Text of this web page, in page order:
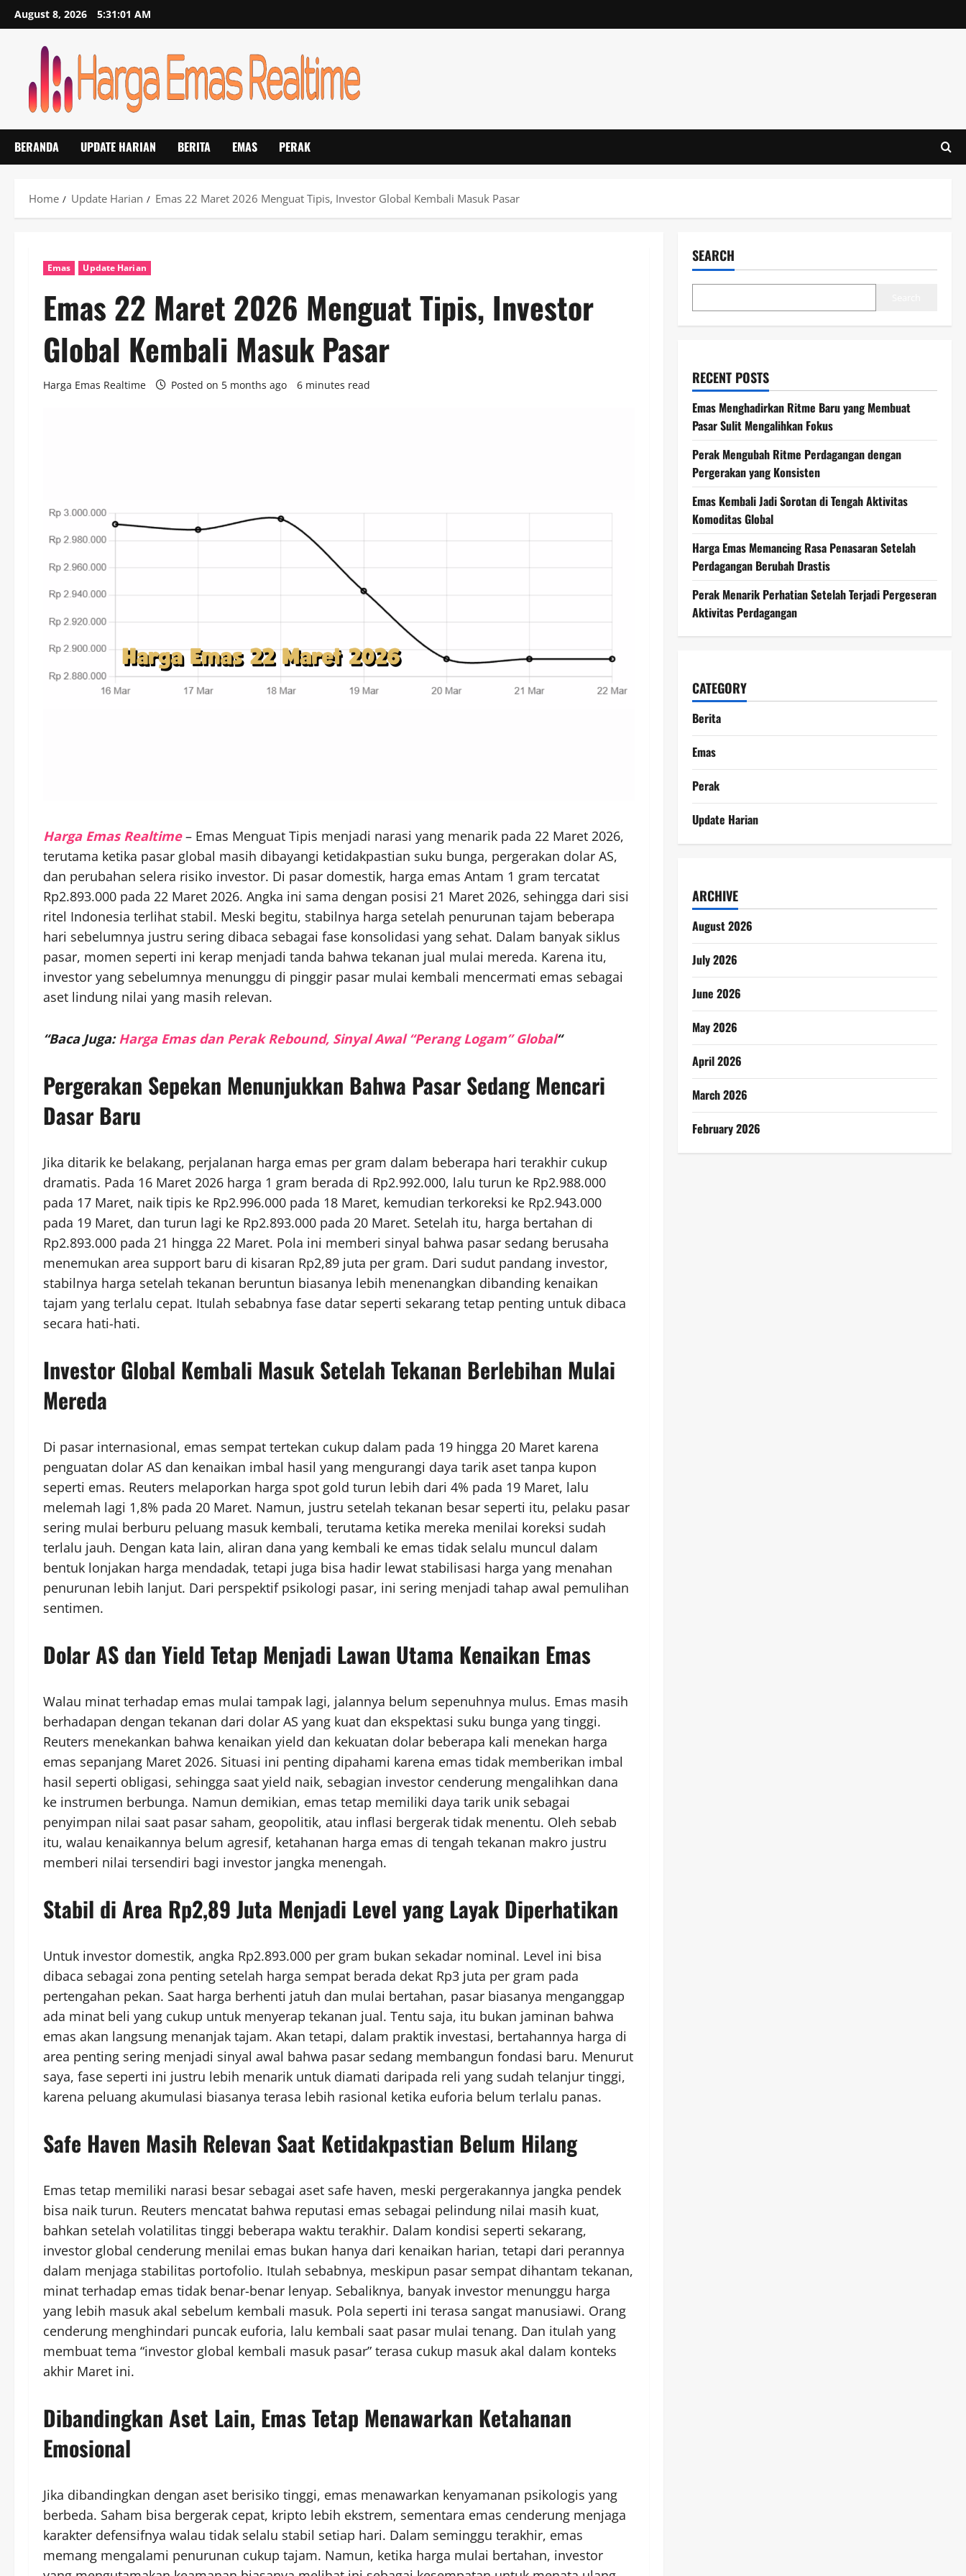
Skip
to
August 8, 2026 5:31:02 AM
BERANDA UPDATE HARIAN BERITA EMAS PERAK
Home Update Harian Emas 22 Maret 2026 Menguat Tipis, Investor Global Kembali Masuk Pasar
Emas Update Harian
Emas 22 Maret 2026 Menguat Tipis, Investor
Global Kembali Masuk Pasar
Harga Emas Realtime Posted on 5 months ago 6 minutes read
Harga Emas Realtime– Emas Menguat Tipis menjadi narasi yang menarik pada 22 Maret 2026,
terutama ketika pasar global masih dibayangi ketidakpastian suku bunga, pergerakan dolar AS,
dan perubahan selera risiko investor. Di pasar domestik, harga emas Antam 1 gram tercatat
Rp2.893.000 pada 22 Maret 2026. Angka ini sama dengan posisi 21 Maret 2026, sehingga dari sisi
ritel Indonesia terlihat stabil. Meski begitu, stabilnya harga setelah penurunan tajam beberapa
hari sebelumnya justru sering dibaca sebagai fase konsolidasi yang sehat. Dalam banyak siklus
pasar, momen seperti ini kerap menjadi tanda bahwa tekanan jual mulai mereda. Karena itu,
investor yang sebelumnya menunggu di pinggir pasar mulai kembali mencermati emas sebagai
aset lindung nilai yang masih relevan.
“Baca Juga:Harga Emas dan Perak Rebound, Sinyal Awal “Perang Logam” Global“
Pergerakan Sepekan Menunjukkan Bahwa Pasar Sedang Mencari
Dasar Baru
Jika ditarik ke belakang, perjalanan harga emas per gram dalam beberapa hari terakhir cukup
dramatis. Pada 16 Maret 2026 harga 1 gram berada di Rp2.992.000, lalu turun ke Rp2.988.000
pada 17 Maret, naik tipis ke Rp2.996.000 pada 18 Maret, kemudian terkoreksi ke Rp2.943.000
pada 19 Maret, dan turun lagi ke Rp2.893.000 pada 20 Maret. Setelah itu, harga bertahan di
Rp2.893.000 pada 21 hingga 22 Maret. Pola ini memberi sinyal bahwa pasar sedang berusaha
menemukan area support baru di kisaran Rp2,89 juta per gram. Dari sudut pandang investor,
stabilnya harga setelah tekanan beruntun biasanya lebih menenangkan dibanding kenaikan
tajam yang terlalu cepat. Itulah sebabnya fase datar seperti sekarang tetap penting untuk dibaca
secara hati-hati.
Investor Global Kembali Masuk Setelah Tekanan Berlebihan Mulai
Mereda
Di pasar internasional, emas sempat tertekan cukup dalam pada 19 hingga 20 Maret karena
penguatan dolar AS dan kenaikan imbal hasil yang mengurangi daya tarik aset tanpa kupon
seperti emas. Reuters melaporkan harga spot gold turun lebih dari 4% pada 19 Maret, lalu
melemah lagi 1,8% pada 20 Maret. Namun, justru setelah tekanan besar seperti itu, pelaku pasar
sering mulai berburu peluang masuk kembali, terutama ketika mereka menilai koreksi sudah
terlalu jauh. Dengan kata lain, aliran dana yang kembali ke emas tidak selalu muncul dalam
bentuk lonjakan harga mendadak, tetapi juga bisa hadir lewat stabilisasi harga yang menahan
penurunan lebih lanjut. Dari perspektif psikologi pasar, ini sering menjadi tahap awal pemulihan
sentimen.
Dolar AS dan Yield Tetap Menjadi Lawan Utama Kenaikan Emas
Walau minat terhadap emas mulai tampak lagi, jalannya belum sepenuhnya mulus. Emas masih
berhadapan dengan tekanan dari dolar AS yang kuat dan ekspektasi suku bunga yang tinggi.
Reuters menekankan bahwa kenaikan yield dan kekuatan dolar beberapa kali menekan harga
emas sepanjang Maret 2026. Situasi ini penting dipahami karena emas tidak memberikan imbal
hasil seperti obligasi, sehingga saat yield naik, sebagian investor cenderung mengalihkan dana
ke instrumen berbunga. Namun demikian, emas tetap memiliki daya tarik unik sebagai
penyimpan nilai saat pasar saham, geopolitik, atau inflasi bergerak tidak menentu. Oleh sebab
itu, walau kenaikannya belum agresif, ketahanan harga emas di tengah tekanan makro justru
memberi nilai tersendiri bagi investor jangka menengah.
Stabil di Area Rp2,89 Juta Menjadi Level yang Layak Diperhatikan
Untuk investor domestik, angka Rp2.893.000 per gram bukan sekadar nominal. Level ini bisa
dibaca sebagai zona penting setelah harga sempat berada dekat Rp3 juta per gram pada
pertengahan pekan. Saat harga berhenti jatuh dan mulai bertahan, pasar biasanya menganggap
ada minat beli yang cukup untuk menyerap tekanan jual. Tentu saja, itu bukan jaminan bahwa
emas akan langsung menanjak tajam. Akan tetapi, dalam praktik investasi, bertahannya harga di
area penting sering menjadi sinyal awal bahwa pasar sedang membangun fondasi baru. Menurut
saya, fase seperti ini justru lebih menarik untuk diamati daripada reli yang sudah telanjur tinggi,
karena peluang akumulasi biasanya terasa lebih rasional ketika euforia belum terlalu panas.
Safe Haven Masih Relevan Saat Ketidakpastian Belum Hilang
Emas tetap memiliki narasi besar sebagai aset safe haven, meski pergerakannya jangka pendek
bisa naik turun. Reuters mencatat bahwa reputasi emas sebagai pelindung nilai masih kuat,
bahkan setelah volatilitas tinggi beberapa waktu terakhir. Dalam kondisi seperti sekarang,
investor global cenderung menilai emas bukan hanya dari kenaikan harian, tetapi dari perannya
dalam menjaga stabilitas portofolio. Itulah sebabnya, meskipun pasar sempat dihantam tekanan,
minat terhadap emas tidak benar-benar lenyap. Sebaliknya, banyak investor menunggu harga
yang lebih masuk akal sebelum kembali masuk. Pola seperti ini terasa sangat manusiawi. Orang
cenderung menghindari puncak euforia, lalu kembali saat pasar mulai tenang. Dan itulah yang
membuat tema “investor global kembali masuk pasar” terasa cukup masuk akal dalam konteks
akhir Maret ini.
Dibandingkan Aset Lain, Emas Tetap Menawarkan Ketahanan
Emosional
Jika dibandingkan dengan aset berisiko tinggi, emas menawarkan kenyamanan psikologis yang
berbeda. Saham bisa bergerak cepat, kripto lebih ekstrem, sementara emas cenderung menjaga
karakter defensifnya walau tidak selalu stabil setiap hari. Dalam seminggu terakhir, emas
memang mengalami penurunan cukup tajam. Namun, ketika harga mulai bertahan, investor
SEARCH
RECENT POSTS
Emas Menghadirkan Ritme Baru yang Membuat
Pasar Sulit Mengalihkan Fokus
Perak Mengubah Ritme Perdagangan dengan
Pergerakan yang Konsisten
Emas Kembali Jadi Sorotan di Tengah Aktivitas
Komoditas Global
Harga Emas Memancing Rasa Penasaran Setelah
Perdagangan Berubah Drastis
Perak Menarik Perhatian Setelah Terjadi Pergeseran
Aktivitas Perdagangan
CATEGORY
Berita
Emas
Perak
Update Harian
ARCHIVE
August 2026
July 2026
June 2026
May 2026
April 2026
March 2026
February 2026